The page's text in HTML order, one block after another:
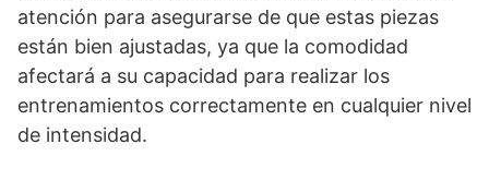
atención para asegurarse de que estas piezas
están bien ajustadas, ya que la comodidad
afectará a su capacidad para realizar los
entrenamientos correctamente en cualquier nivel
de intensidad.